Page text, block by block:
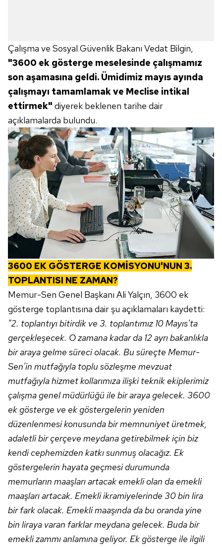
Çalışma ve Sosyal Güvenlik Bakanı Vedat Bilgin,
"3600 ek gösterge meselesinde çalışmamız
son aşamasına geldi. Ümidimiz mayıs ayında
çalışmayı tamamlamak ve Meclise intikal
ettirmek" diyerek beklenen tarihe dair
açıklamalarda bulundu.
3600 EK GÖSTERGE KOMİSYONU'NUN 3.
TOPLANTISI NE ZAMAN?
Memur-Sen Genel Başkanı Ali Yalçın, 3600 ek
gösterge toplantısına dair şu açıklamaları kaydetti:
"2. toplantıyı bitirdik ve 3. toplantımız 10 Mayıs'ta
gerçekleşecek. O zamana kadar da 12 ayrı bakanlıkla
bir araya gelme süreci olacak. Bu süreçte Memur-
Sen'in mutfağıyla toplu sözleşme mevzuat
mutfağıyla hizmet kollarımıza ilişki teknik ekiplerimiz
çalışma genel müdürlüğü ile bir araya gelecek. 3600
ek gösterge ve ek göstergelerin yeniden
düzenlenmesi konusunda bir memnuniyet üretmek,
adaletli bir çerçeve meydana getirebilmek için biz
kendi cephemizden katkı sunmuş olacağız. Ek
göstergelerin hayata geçmesi durumunda
memurların maaşları artacak emekli olan da emekli
maaşları artacak. Emekli ikramiyelerinde 30 bin lira
bir fark olacak. Emekli maaşında da bu oranda yine
bin liraya varan farklar meydana gelecek. Buda bir
emekli zammı anlamına geliyor. Ek gösterge ile ilgili